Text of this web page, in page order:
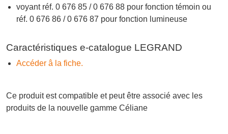
voyant réf. 0 676 85 / 0 676 88 pour fonction témoin ou
réf. 0 676 86 / 0 676 87 pour fonction lumineuse
Caractéristiques e-catalogue LEGRAND
Accéder â la fiche.
Ce produit est compatible et peut être associé avec les
produits de la nouvelle gamme Céliane